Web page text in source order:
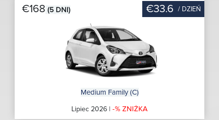
€168 (5 DNI) €33.6 / DZIEŃ
Medium Family (C)
Lipiec 2026 | -% ZNIŻKA